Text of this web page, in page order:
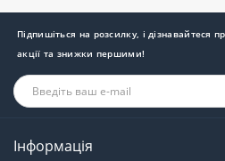
Підпишіться на розсилку, і дізнавайтеся
акції та знижки першими!
Інформація